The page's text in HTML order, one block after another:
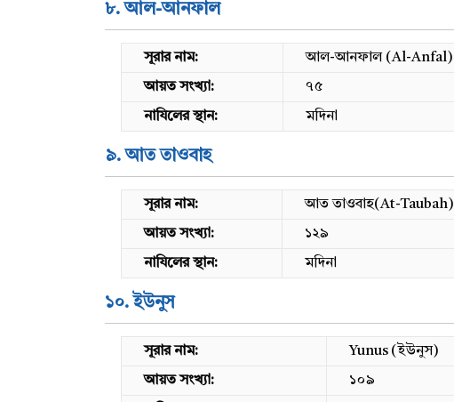
৮. আল-আনফাল
সূরার নাম: আল-আনফাল (Al-Anfal)
আয়ত সংখ্যা: ৭৫
নাযিলের স্থান: মদিনা
৯. আত তাওবাহ
সূরার নাম: আত তাওবাহ(At-Taubah)
আয়ত সংখ্যা: ১২৯
নাযিলের স্থান: মদিনা
১০. ইউনুস
সূরার নাম: Yunus (ইউনুস)
আয়ত সংখ্যা: ১০৯